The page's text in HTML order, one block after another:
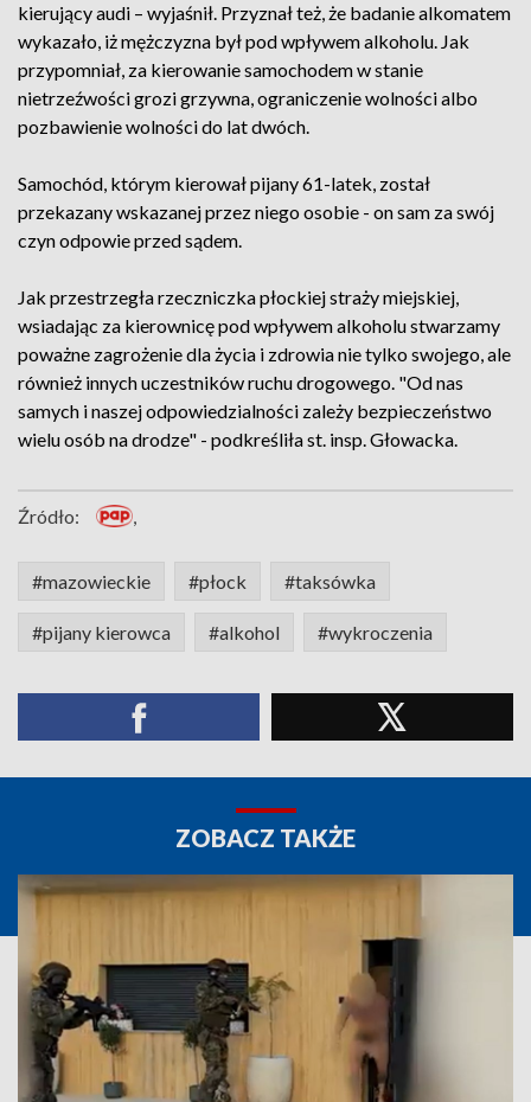
kierujący audi – wyjaśnił. Przyznał też, że badanie alkomatem
wykazało, iż mężczyzna był pod wpływem alkoholu. Jak
przypomniał, za kierowanie samochodem w stanie
nietrzeźwości grozi grzywna, ograniczenie wolności albo
pozbawienie wolności do lat dwóch.
Samochód, którym kierował pijany 61-latek, został
przekazany wskazanej przez niego osobie - on sam za swój
czyn odpowie przed sądem.
Jak przestrzegła rzeczniczka płockiej straży miejskiej,
wsiadając za kierownicę pod wpływem alkoholu stwarzamy
poważne zagrożenie dla życia i zdrowia nie tylko swojego, ale
również innych uczestników ruchu drogowego. "Od nas
samych i naszej odpowiedzialności zależy bezpieczeństwo
wielu osób na drodze" - podkreśliła st. insp. Głowacka.
Źródło: ,
#mazowieckie #płock #taksówka
#pijany kierowca #alkohol #wykroczenia
ZOBACZ TAKŻE